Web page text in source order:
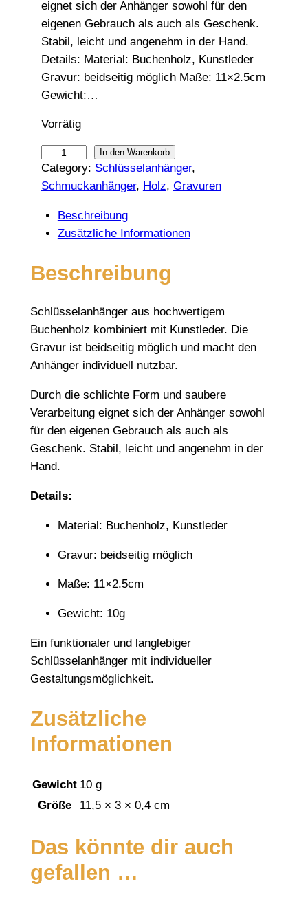
eignet sich der Anhänger sowohl für den
eigenen Gebrauch als auch als Geschenk.
Stabil, leicht und angenehm in der Hand.
Details: Material: Buchenholz, Kunstleder
Gravur: beidseitig möglich Maße: 11×2.5cm
Gewicht:…
Vorrätig
u
c
o
z
S
c
h
a
h
g
a
v
r
g
e
In den Warenkorb
Category: Schlüsselanhänger
Schmuckanhänger, Holz, Gravuren
Beschreibung
Zusätzliche Informationen
Beschreibung
Schlüsselanhänger aus hochwertigem
Buchenholz kombiniert mit Kunstleder. Die
Gravur ist beidseitig möglich und macht den
Anhänger individuell nutzbar.
Durch die schlichte Form und saubere
Verarbeitung eignet sich der Anhänger sowohl
für den eigenen Gebrauch als auch als
Geschenk. Stabil, leicht und angenehm in der
Hand.
Details:
Material: Buchenholz, Kunstleder
Gravur: beidseitig möglich
Maße: 11×2.5cm
Gewicht: 10g
Ein funktionaler und langlebiger
Schlüsselanhänger mit individueller
Gestaltungsmöglichkeit.
Zusätzliche
Informationen
Gewicht 10 g
Größe
11,5 × 3 × 0,4 cm
Das könnte dir auch
gefallen …